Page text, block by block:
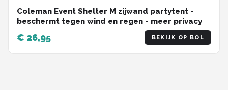
Coleman Event Shelter M zijwand partytent -
beschermt tegen wind en regen - meer privacy
€ 26,95 BEKIJK OP BOL